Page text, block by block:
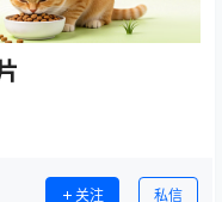
关注 私信